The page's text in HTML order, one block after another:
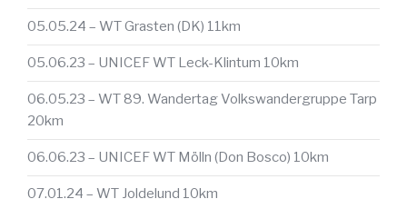
05.05.24 – WT Grasten (DK) 11km
05.06.23 – UNICEF WT Leck-Klintum 10km
06.05.23 – WT 89. Wandertag Volkswandergruppe Tarp
20km
06.06.23 – UNICEF WT Mölln (Don Bosco) 10km
07.01.24 – WT Joldelund 10km